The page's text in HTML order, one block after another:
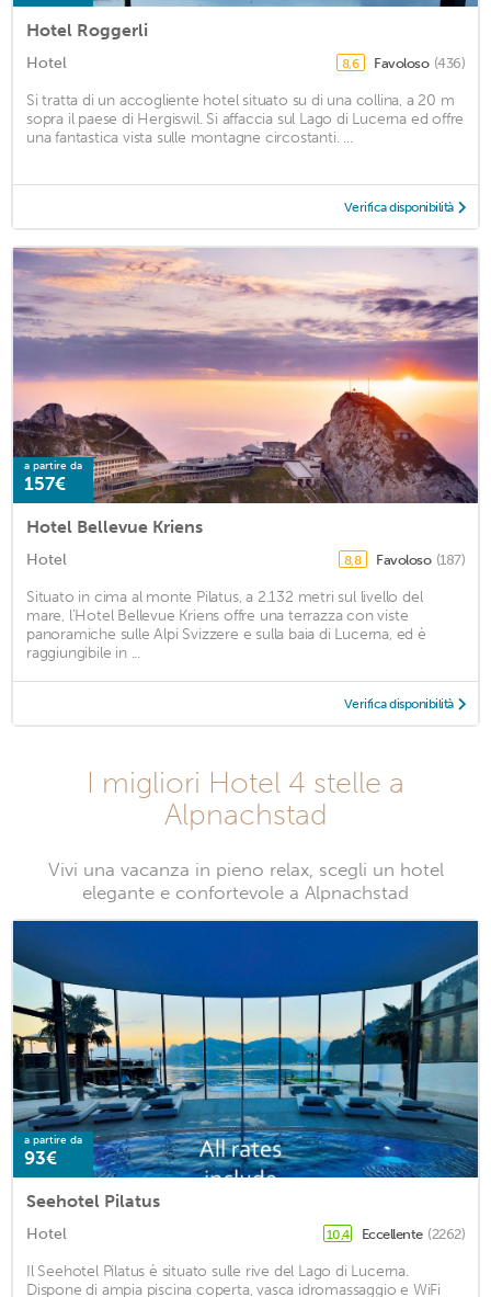
Hotel Roggerli
Hotel 8,6 Favoloso (436)
Si tratta di un accogliente hotel situato su di una collina, a 20 m
sopra il paese di Hergiswil. Si affaccia sul Lago di Lucerna ed offre
una fantastica vista sulle montagne circostanti. ...
Verifica disponibilità
a partire da
157€
Hotel Bellevue Kriens
Hotel 8,8 Favoloso (187)
Situato in cima al monte Pilatus, a 2.132 metri sul livello del
mare, l'Hotel Bellevue Kriens offre una terrazza con viste
panoramiche sulle Alpi Svizzere e sulla baia di Lucerna, ed è
raggiungibile in ...
Verifica disponibilità
I migliori Hotel 4 stelle a
Alpnachstad
Vivi una vacanza in pieno relax, scegli un hotel
elegante e confortevole a Alpnachstad
a partire da
93€
Seehotel Pilatus
Hotel 10,4 Eccellente (2262)
Il Seehotel Pilatus è situato sulle rive del Lago di Lucerna.
Dispone di ampia piscina coperta, vasca idromassaggio e WiFi